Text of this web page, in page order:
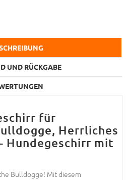
UND RÜCKGABE
für
Herrliches
Hundegeschirr mit
Bulldogge! Mit diesem